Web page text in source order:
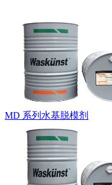
MD 系列水基脱模剂